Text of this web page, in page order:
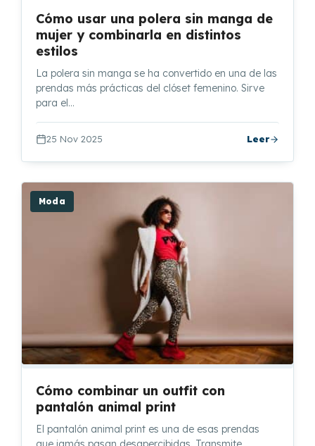
Cómo usar una polera sin manga de
mujer y combinarla en distintos
estilos
La polera sin manga se ha convertido en una de las
prendas más prácticas del clóset femenino. Sirve
para el…
25 Nov 2025 Leer
Moda
Cómo combinar un outfit con
pantalón animal print
El pantalón animal print es una de esas prendas